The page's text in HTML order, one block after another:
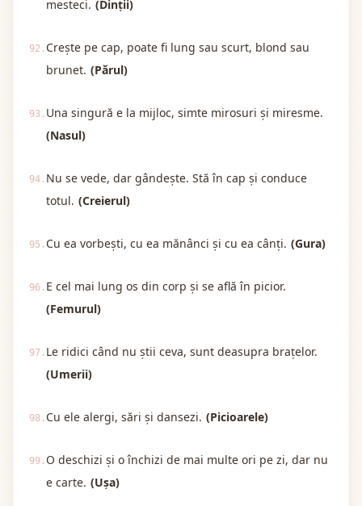
mesteci. (Dinții)
92. Crește pe cap, poate fi lung sau scurt, blond sau
brunet. (Părul)
93. Una singură e la mijloc, simte mirosuri și miresme.
(Nasul)
94. Nu se vede, dar gândește. Stă în cap și conduce
totul. (Creierul)
95. Cu ea vorbești, cu ea mănânci și cu ea cânți. (Gura)
96. E cel mai lung os din corp și se află în picior.
(Femurul)
97. Le ridici când nu știi ceva, sunt deasupra brațelor.
(Umerii)
98. Cu ele alergi, sări și dansezi. (Picioarele)
99. O deschizi și o închizi de mai multe ori pe zi, dar nu
e carte. (Ușa)